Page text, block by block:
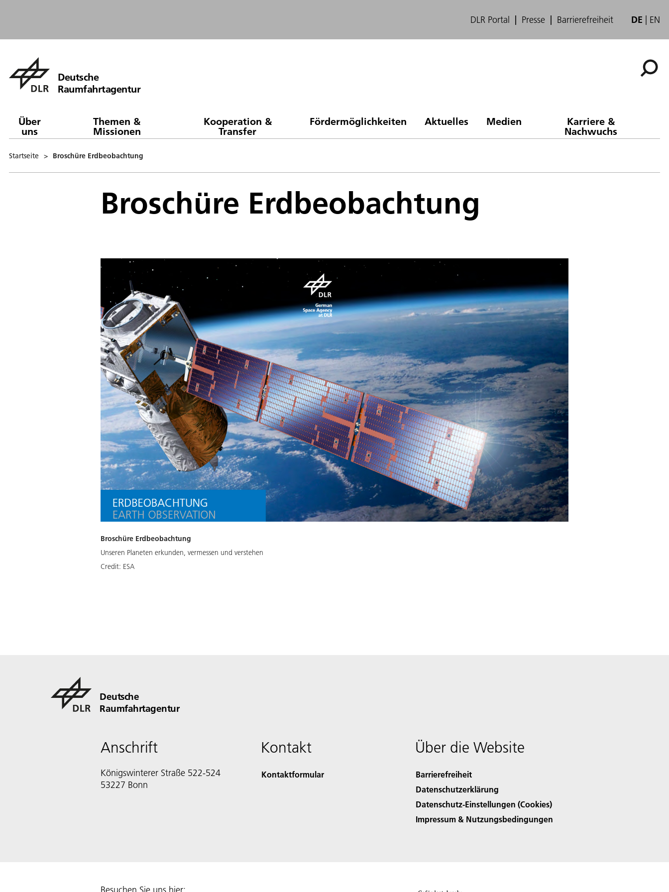
DLR Portal Presse Barrierefreiheit DE EN
Deutsche
Raumfahrtagentur
Über
uns
Themen &
Missionen
Kooperation &
Transfer
Fördermöglichkeiten Aktuelles Medien Karriere &
Nachwuchs
Startseite > Broschüre Erdbeobachtung
Broschüre Erdbeobachtung
Broschüre Erdbeobachtung
Unseren Planeten erkunden, vermessen und verstehen
Credit: ESA
Deutsche
Raumfahrtagentur
Anschrift
Königswinterer Straße 522-524
53227 Bonn
Kontakt
Kontaktformular
Über die Website
Barrierefreiheit
Datenschutzerklärung
Datenschutz-Einstellungen (Cookies)
Impressum & Nutzungsbedingungen